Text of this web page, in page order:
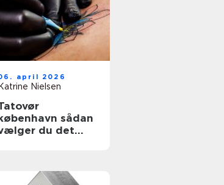
april 2026
Katrine Nielsen
sådan
du det